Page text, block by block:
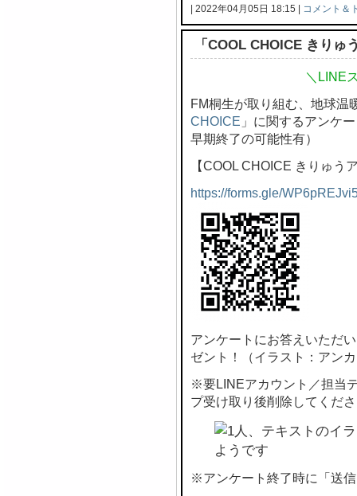
| 2022年04月05日 18:15 | コメント＆
「COOL CHOICE きり
＼LINE
FM桐生が取り組む、地球温
CHOICE 」に関するアンケ
早期終了の可能性有）
【COOL CHOICE きりゅう
https://forms.gle/
アンケートにお答えいただ
ゼント！（イラスト：アン
※要LINEアカウント／担当
プ受け取り後削除してくだ
※アンケート終了時に「送